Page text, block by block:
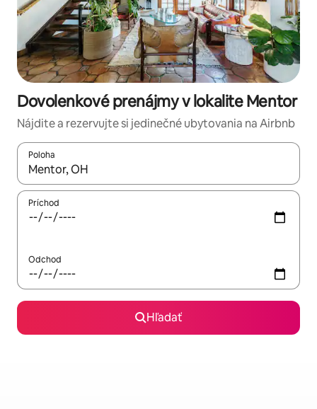
Dovolenkové prenájmy v lokalite Mentor
Nájdite a rezervujte si jedinečné ubytovania na Airbnb
Poloha
Keď budú výsledky k dispozícii, môžete si ich prechádzať
Príchod
Odchod
Hľadať